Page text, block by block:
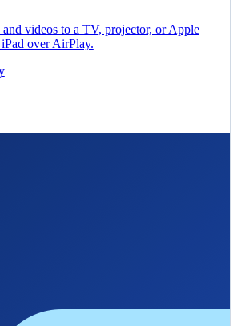
videos to a TV, projector, or Apple
over AirPlay.